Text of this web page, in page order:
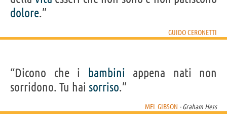
dolore.”
GUIDO CERONETTI
“Dicono che i bambini appena nati non
sorridono. Tu hai sorriso.”
MEL GIBSON - Graham Hess